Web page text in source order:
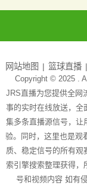
网站地图 篮球直播
Copyright © 2025 .
JRS直播为您提供全网
事的实时在线放送，全
集多条直播源信号，让
验。同时，这里也是观
质、稳定信号的所有观
索引擎搜索整理获得，
号和视频内容 如有